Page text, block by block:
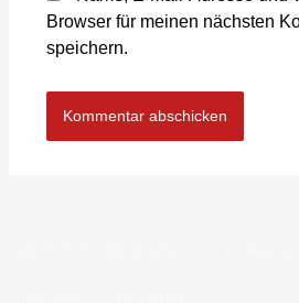
Browser für meinen nächsten
speichern.